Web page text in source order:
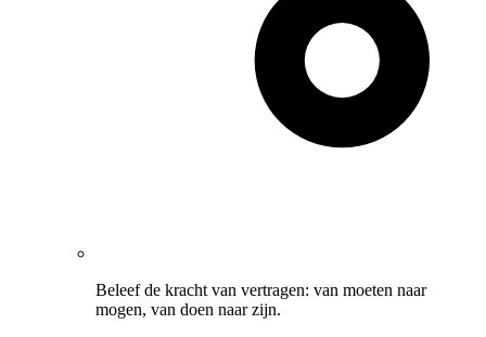
Beleef de kracht van vertragen: van moeten naar
mogen, van doen naar zijn.